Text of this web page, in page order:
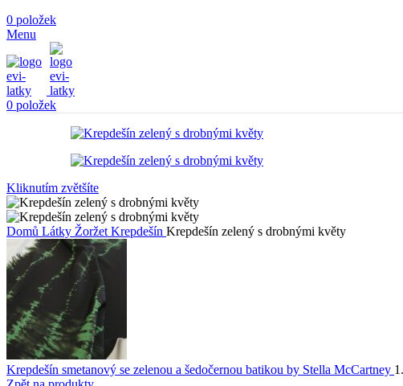
0 položek
Menu
0 položek
Kliknutím zvětšíte
Domů Látky Žoržet Krepdešín Krepdešín zelený s drobnými květy
Krepdešín smetanový se zelenou a šedočernou batikou by Stella McCartney